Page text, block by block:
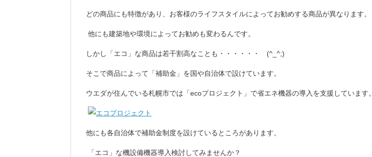
どの商品にも特徴があり、お客様のライフスタイルによってお勧めする商品が異なります。
他にも建築地や環境によってお勧めも変わるんです。
しかし「エコ」な商品は若干割高なことも・・・・・・ (^_^;)
そこで商品によって「補助金」を国や自治体で設けています。
ウエダが住んでいる札幌市では「ecoプロジェクト」で省エネ機器の導入を支援しています。
他にも各自治体で補助金制度を設けているところがあります。
「エコ」な機設備機器導入検討してみませんか？